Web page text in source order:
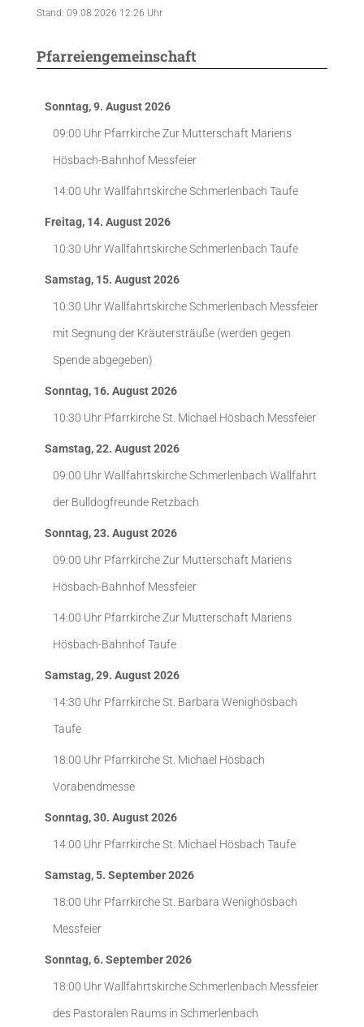
Stand: 09.08.2026 12:26 Uhr
Pfarreiengemeinschaft
Sonntag, 9. August 2026
09:00 Uhr Pfarrkirche Zur Mutterschaft Mariens
Hösbach-Bahnhof Messfeier
14:00 UhrWallfahrtskirche Schmerlenbach Taufe
Freitag, 14. August 2026
10:30 UhrWallfahrtskirche Schmerlenbach Taufe
Samstag, 15. August 2026
10:30 UhrWallfahrtskirche Schmerlenbach Messfeier
mit Segnung der Kräutersträuße (werden gegen
Spende abgegeben)
Sonntag, 16. August 2026
10:30 Uhr Pfarrkirche St. Michael Hösbach Messfeier
Samstag, 22. August 2026
09:00 UhrWallfahrtskirche Schmerlenbach Wallfahrt
der Bulldogfreunde Retzbach
Sonntag, 23. August 2026
09:00 Uhr Pfarrkirche Zur Mutterschaft Mariens
Hösbach-Bahnhof Messfeier
14:00 Uhr Pfarrkirche Zur Mutterschaft Mariens
Hösbach-BahnhofTaufe
Samstag, 29. August 2026
14:30 Uhr Pfarrkirche St. Barbara Wenighösbach
Taufe
18:00 Uhr Pfarrkirche St. Michael Hösbach
Vorabendmesse
Sonntag, 30. August 2026
14:00 Uhr Pfarrkirche St. Michael Hösbach Taufe
Samstag, 5. September 2026
18:00 Uhr Pfarrkirche St. Barbara Wenighösbach
Messfeier
Sonntag, 6. September 2026
18:00 UhrWallfahrtskirche Schmerlenbach Messfeier
des Pastoralen Raums in Schmerlenbach